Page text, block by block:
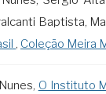
Baptista,
, Coleção Meira
O Instituto